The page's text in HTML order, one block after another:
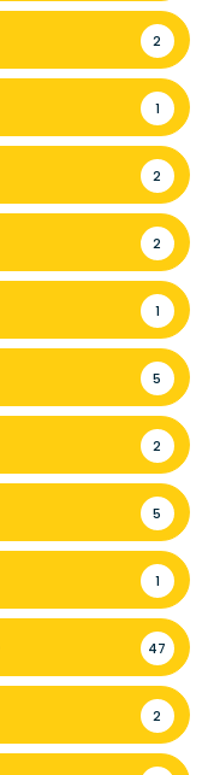
2
1
2
2
1
5
2
5
1
47
2